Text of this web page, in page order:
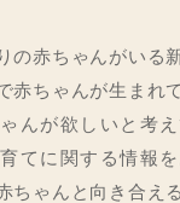
の赤ちゃんがいる
赤ちゃんが生まれ
んが欲しいと考
てに関する情報
ちゃんと向き合え